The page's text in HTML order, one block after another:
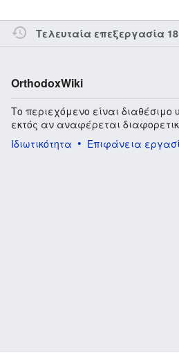
Τελευταία επεξεργασία
OrthodoxWiki
Το περιεχόμενο είναι διαθέσιμο
εκτός αν αναφέρεται
Ιδιωτικότητα
Επιφάνεια